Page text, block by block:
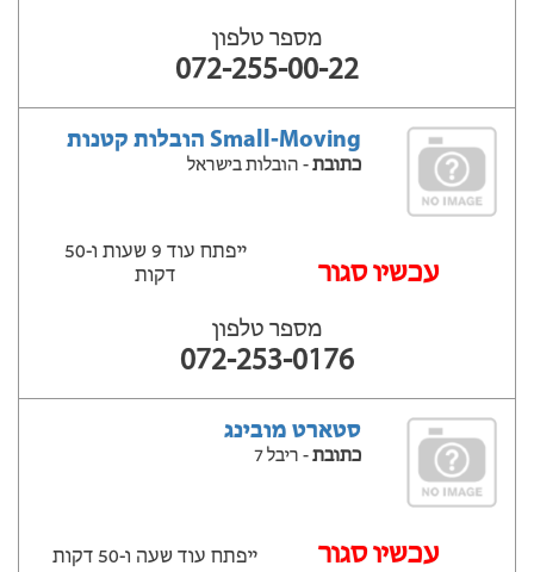
מספר טלפון
072-255-00-22
Small-Moving הובלות קטנות
כתובת- הובלות בישראל
עכשיו סגור
ייפתח עוד 9 שעות ‫ו-50
דקות
מספר טלפון
072-253-0176
סטארט מובינג
כתובת- ריבל 7
עכשיו סגור ייפתח עוד שעה ‫ו-50 דקות